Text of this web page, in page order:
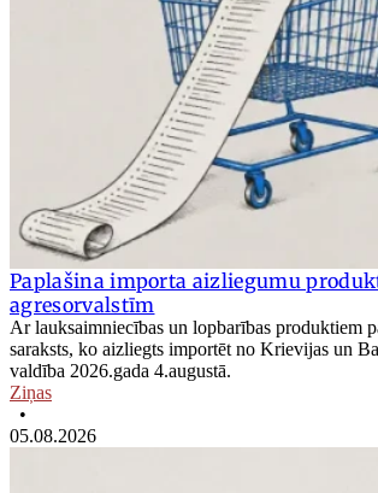
Paplašina importa aizliegumu
agresorvalstīm
Ar lauksaimniecības un lopbarības produktiem
saraksts, ko aizliegts importēt no Krievijas un
valdība 2026.gada 4.augustā.
Ziņas
•
05.08.2026